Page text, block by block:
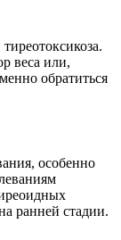
веса или,
обратиться
особенно
ранней стадии.